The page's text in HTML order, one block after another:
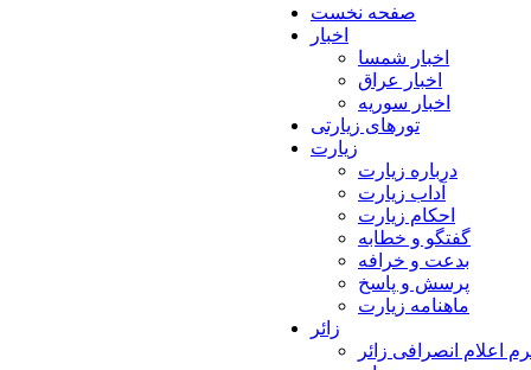
صفحه نخست
اخبار
اخبار شمسا
اخبار عراق
اخبار سوریه
تورهای زیارتی
زیارت
درباره زیارت
آداب زیارت
احکام زیارت
گفتگو و خطابه
بدعت و خرافه
پرسش و پاسخ
ماهنامه زیارت
زائر
اعلام انصرافی زائر